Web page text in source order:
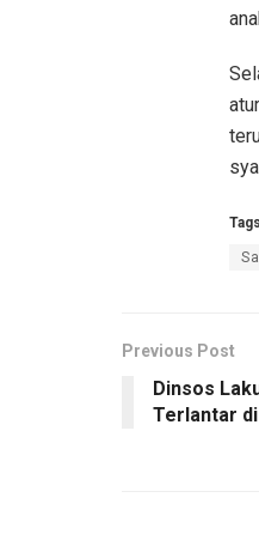
Previous Post
Dinsos
Terlantar